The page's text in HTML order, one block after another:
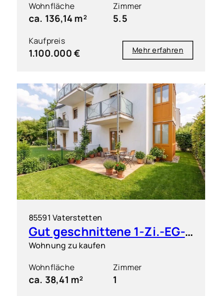
Wohnfläche
ca. 136,14 m²
Zimmer
5.5
Kaufpreis
1.100.000 € Mehr erfahren
85591 Vaterstetten
Gut geschnittene 1-Zi.-EG-Wohnung mit großem Garten
Wohnung zu kaufen
Wohnfläche
ca. 38,41 m²
Zimmer
1